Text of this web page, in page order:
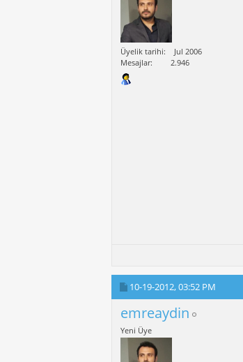
Üyelik tarihi
Jul 2006
Mesajlar
2.946
10-19-2012,03:52 PM
emreaydin
Yeni Üye